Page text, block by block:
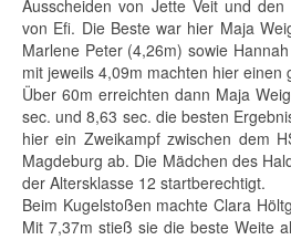
Ausscheiden von Jette Veit und
von Efi. Die Beste war hier Maja
Marlene Peter (4,26m) sowie
mit jeweils 4,09m machten hier einen
Über 60m erreichten dann Maja
sec. und 8,63 sec. die besten
hier ein Zweikampf zwischen dem
Magdeburg ab. Die Mädchen des
der Altersklasse 12 startberechtigt.
Beim Kugelstoßen machte Clara
Mit 7,37m stieß sie die beste Weite